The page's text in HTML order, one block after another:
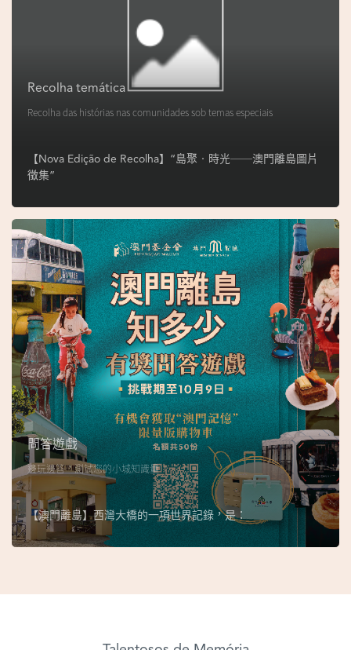
o
吳
榮
恪
Recolha temática
Recolha das histórias nas comunidades sob temas especiais
【Nova Edição de Recolha】“島聚‧時光──澳門離島圖片
徵集”
問答遊戲
邊玩邊答，測試您的小城知識量
【澳門離島】西灣大橋的一項世界記錄，是：